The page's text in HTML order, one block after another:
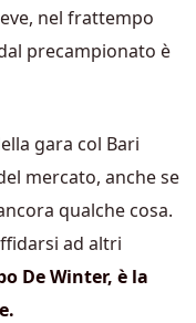
nel frattempo
precampionato è
gara col Bari
mercato, anche se
qualche cosa.
ad altri
De Winter, è la